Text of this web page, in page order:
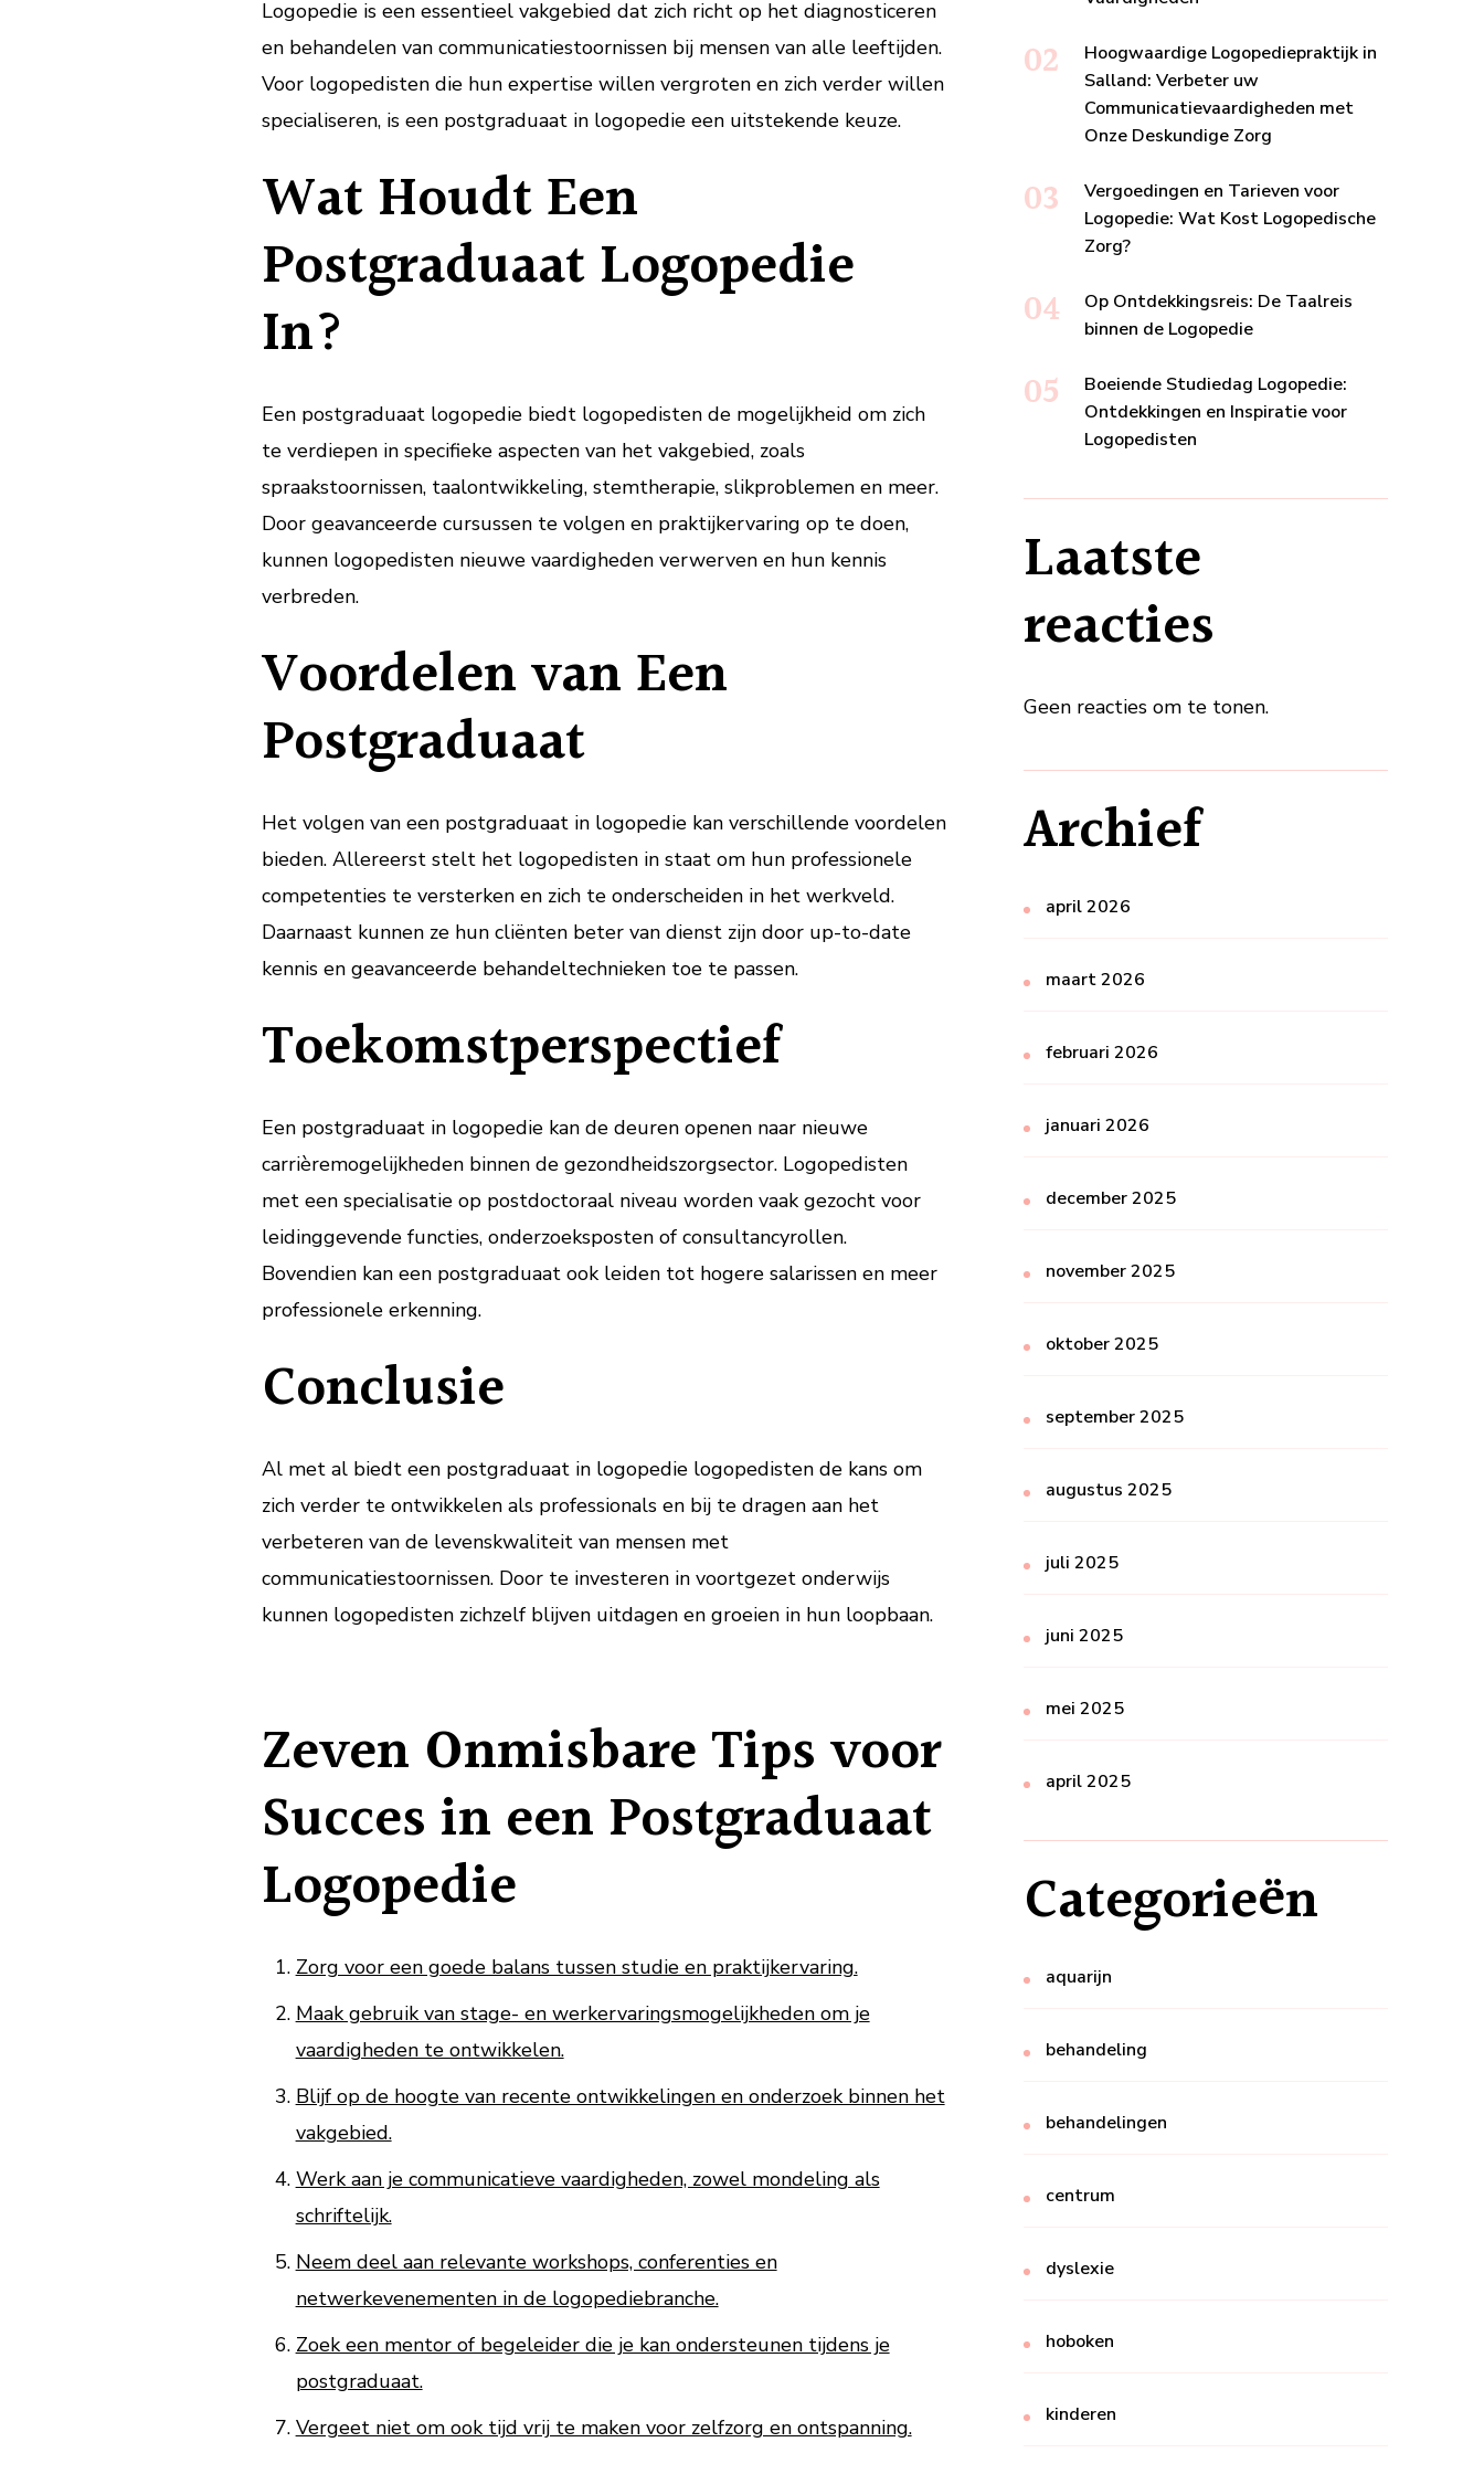
Logopedie is een essentieel vakgebied dat zich richt op het diagnosticeren
en behandelen van communicatiestoornissen bij mensen van alle leeftijden.
Voor logopedisten die hun expertise willen vergroten en zich verder willen
specialiseren, is een postgraduaat in logopedie een uitstekende keuze.
Wat Houdt Een
Postgraduaat Logopedie
In?
Een postgraduaat logopedie biedt logopedisten de mogelijkheid om zich
te verdiepen in specifieke aspecten van het vakgebied, zoals
spraakstoornissen, taalontwikkeling, stemtherapie, slikproblemen en meer.
Door geavanceerde cursussen te volgen en praktijkervaring op te doen,
kunnen logopedisten nieuwe vaardigheden verwerven en hun kennis
verbreden.
Voordelen van Een
Postgraduaat
Het volgen van een postgraduaat in logopedie kan verschillende voordelen
bieden. Allereerst stelt het logopedisten in staat om hun professionele
competenties te versterken en zich te onderscheiden in het werkveld.
Daarnaast kunnen ze hun cliënten beter van dienst zijn door up-to-date
kennis en geavanceerde behandeltechnieken toe te passen.
Toekomstperspectief
Een postgraduaat in logopedie kan de deuren openen naar nieuwe
carrièremogelijkheden binnen de gezondheidszorgsector. Logopedisten
met een specialisatie op postdoctoraal niveau worden vaak gezocht voor
leidinggevende functies, onderzoeksposten of consultancyrollen.
Bovendien kan een postgraduaat ook leiden tot hogere salarissen en meer
professionele erkenning.
Conclusie
Al met al biedt een postgraduaat in logopedie logopedisten de kans om
zich verder te ontwikkelen als professionals en bij te dragen aan het
verbeteren van de levenskwaliteit van mensen met
communicatiestoornissen. Door te investeren in voortgezet onderwijs
kunnen logopedisten zichzelf blijven uitdagen en groeien in hun loopbaan.
Zeven Onmisbare Tips voor
Succes in een Postgraduaat
Logopedie
Zorg voor een goede balans tussen studie en praktijkervaring.
Maak gebruik van stage- en werkervaringsmogelijkheden om je
vaardigheden te ontwikkelen.
Blijf op de hoogte van recente ontwikkelingen en onderzoek binnen het
vakgebied.
Werk aan je communicatieve vaardigheden, zowel mondeling als
schriftelijk.
Neem deel aan relevante workshops, conferenties en
netwerkevenementen in de logopediebranche.
Zoek een mentor of begeleider die je kan ondersteunen tijdens je
postgraduaat.
Vergeet niet om ook tijd vrij te maken voor zelfzorg en ontspanning.
Hoogwaardige Logopediepraktijk in
Salland: Verbeter uw
Communicatievaardigheden met
Onze Deskundige Zorg
Vergoedingen en Tarieven voor
Logopedie: Wat Kost Logopedische
Zorg?
Op Ontdekkingsreis: De Taalreis
binnen de Logopedie
Boeiende Studiedag Logopedie:
Ontdekkingen en Inspiratie voor
Logopedisten
Laatste
reacties
Geen reacties om te tonen.
Archief
april 2026
maart 2026
februari 2026
januari 2026
december 2025
november 2025
oktober 2025
september 2025
augustus 2025
juli 2025
juni 2025
mei 2025
april 2025
Categorieën
aquarijn
behandeling
behandelingen
centrum
dyslexie
hoboken
kinderen